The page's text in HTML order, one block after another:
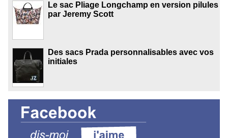
Le sac Pliage Longchamp en version pilules
par Jeremy Scott
Des sacs Prada personnalisables avec vos
initiales